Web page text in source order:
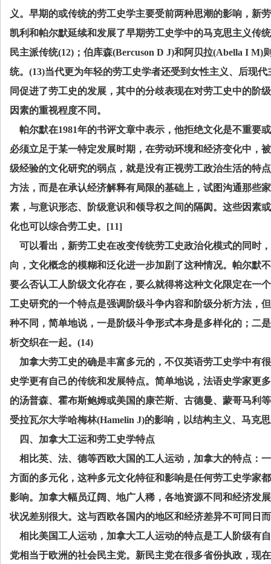
义。早期的或传统的劳工史学主要受前两种思潮的影响，新
凯利和帕尔默延续和发展了早期劳工史学中的马克思主义传
民主派传统(12) ；伯库森(Bercuson D J)和阿贝拉(Abella I M)
统。 (13)当代更为年轻的劳工史学者还受到女性主义、后现
同促进了劳工史的发展，其中的分歧表现在对劳工史中的阶
因素的重视程度不同。
帕尔默在1981年的书评文章中表示，他拒绝文化是不重要
必须立足于某一特定发展时期，在劳动环境和经济变化中，
级经验的文化研究的弱点，就是没有正视劳工政治生活的特
方法，而是在承认经济解释有局限的基础上，试图沟通那些
素，与意识形态、阶级意识和领导权之间的隔阂。这些因素
化也可以综合劳工史。 [11]
可以看出，新劳工史在改变传统劳工史政治化模式的同时
向，文化概念的模糊和泛化进一步加剧了这种情况。帕尔默
要么否认工人阶级文化存在，要么就得将这种文化限定在一
工史研究的一个特点是强调阶级斗争内容和阶级分析方法，
种不同，简单地说，一是阶级斗争形式本身是多样化的；二
析交织在一起。 (14)
加拿大劳工史的确是丰富多元的，不仅英语劳工史学中有
史学更有自己的传统和发展特点。简单地说，法语史学家更
的汤普森、霍布斯鲍姆或美国的康芒斯、古德曼、蒙哥马利
受拉瓦尔大学哈梅林(Hamelin J)的影响，以结构主义、马克
四、加拿大工运和劳工史学特点
相比英、法、德等西欧大国的工人运动，加拿大的特点：
方面的多元化，这种多元文化特征和影响是任何劳工史学家
影响。加拿大幅员辽阔、地广人稀，各地资源不同和经济发
状况差别很大。这与西欧各国内的地区和经济差异不可同日
相比美国工人运动，加拿大工人运动的特点是工人阶级有
党相当于欧洲的社会民主党。新民主党在很多省份执政，现